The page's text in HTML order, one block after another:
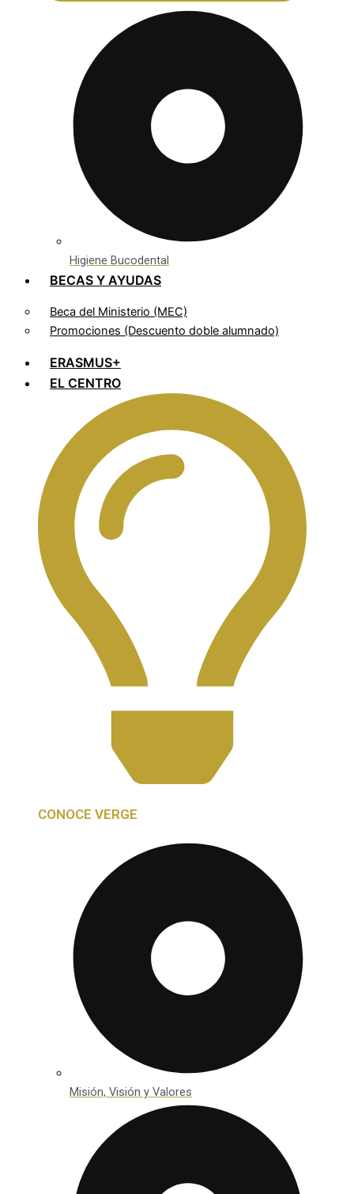
Higiene Bucodental
BECAS Y AYUDAS
Beca del Ministerio (MEC)
Promociones (Descuento doble alumnado)
ERASMUS+
EL CENTRO
CONOCE VERGE
Misión, Visión y Valores